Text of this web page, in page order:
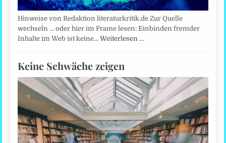
Hinweise von Redaktion literaturkritik.de Zur Quelle
wechseln ... oder hier im Frame lesen: Einbinden fremder
Inhalte im Web ist keine…Weiterlesen …
Keine Schwäche zeigen